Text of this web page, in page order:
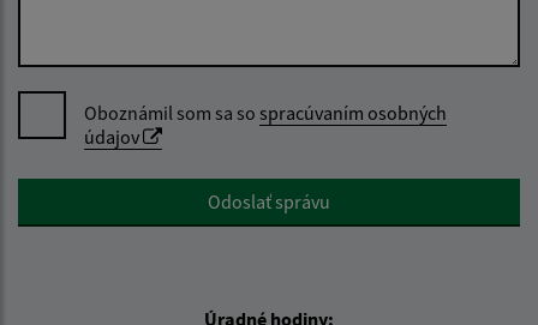
Oboznámil som sa so spracúvaním osobných
údajov
Google reCaptcha ResponseOdoslať správu
Úradné hodiny: